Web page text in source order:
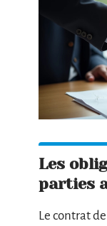
Les
parties
Le contrat